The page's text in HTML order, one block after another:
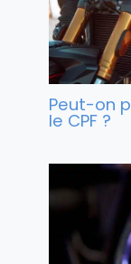
Peut-on
le CPF ?